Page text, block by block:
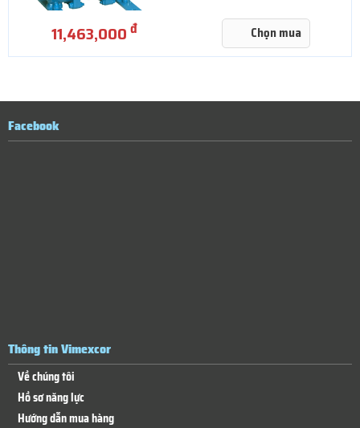
11,463,000đ Chọn mua
Facebook
Thông tin Vimexcor
Về chúng tôi
Hồ sơ năng lực
Hướng dẫn mua hàng